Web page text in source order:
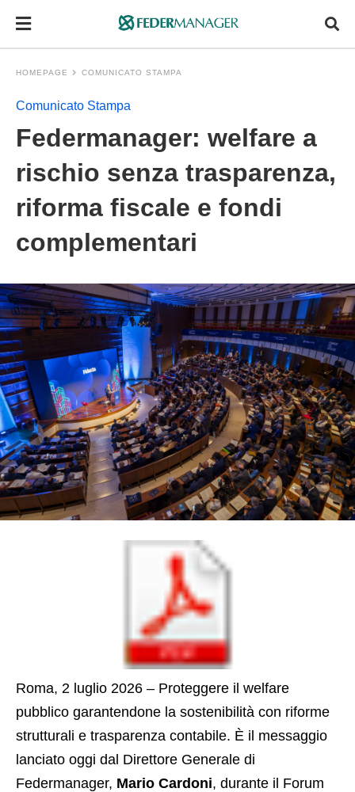
HOMEPAGE COMUNICATO STAMPA
Comunicato Stampa
Federmanager: welfare a
rischio senza trasparenza,
riforma fiscale e fondi
complementari
Roma, 2 luglio 2026 – Proteggere il welfare
pubblico garantendone la sostenibilità con riforme
strutturali e trasparenza contabile. È il messaggio
lanciato oggi dal Direttore Generale di
Federmanager, Mario Cardoni, durante il Forum